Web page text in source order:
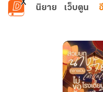
ข้ามไปยังเนื้อหาหลัก
นิยาย เว็บตูน